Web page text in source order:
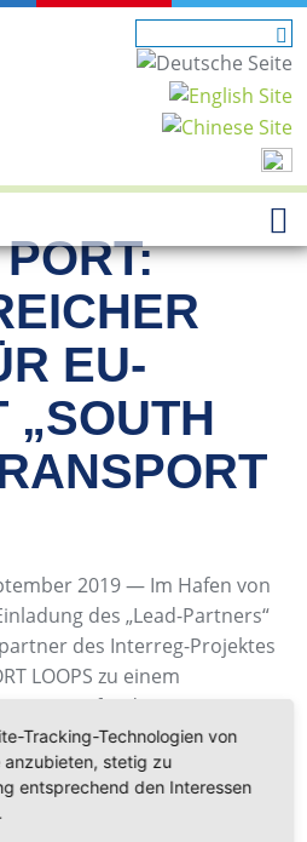
EU-
„SOUTH
2019 — Im Hafen von
des „Lead-Partners“
des Interreg-Projektes
LOOPS zu einem
Die Vertreter
Karlshamn (Schweden),
Roenne (Dänemark) sowie
Centre (Litauen)
gemeinsam an den einzelnen
Tracking-Technologien von
anzubieten, stetig zu
entsprechend den Interessen